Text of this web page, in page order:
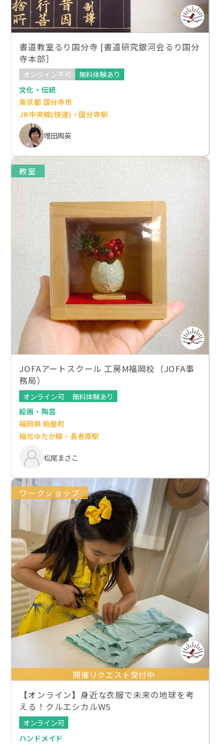
書道教室るり国分寺 [書道研究銀河会るり国分
寺本部］
オンライン不可
無料体験あり
文化・伝統
東京都 国分寺市
JR中央線(快速)・国分寺駅
増田周英
教室
JOFAアートスクール 工房M福岡校（JOFA事
務局）
オンライン可
無料体験あり
絵画・陶芸
福岡県 粕屋町
福北ゆたか線・長者原駅
松尾まさこ
ワークショップ
開催リクエスト受付中
【オンライン】身近な衣服で未来の地球を考
える！クルエシカルWS
オンライン可
ハンドメイド